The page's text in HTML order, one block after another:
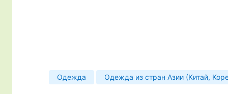
Одежда Одежда из стран Азии (Китай,